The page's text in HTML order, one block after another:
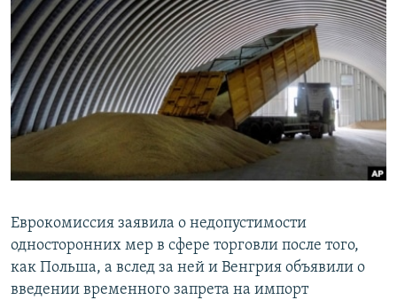
TÜRKMENÇE
Еврокомиссия заявила о недопустимости
односторонних мер в сфере торговли после того,
как Польша, а вслед за ней и Венгрия объявили о
введении временного запрета на импорт